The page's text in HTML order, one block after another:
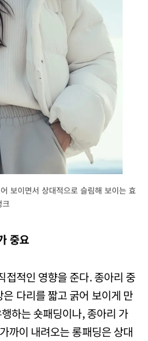
보이면서 상대적으로 슬림해 보이는 효
크
중요
접적인 영향을 준다. 종아리 중
다리를 짧고 굵어 보이게 만
하는 숏패딩이나, 종아리 가
까이 내려오는 롱패딩은 상대